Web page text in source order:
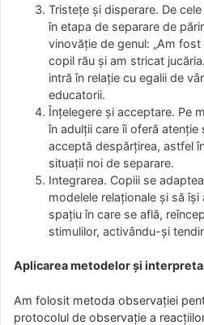
Tristețe și disperare. De
în etapa de separare de
vinovăție de genul: „Am
copil rău și am stricat
intră în relație cu egalii de
educatorii.
Înțelegere și acceptare. Pe
în adulții care îi oferă
acceptă despărțirea, astfel
situații noi de separare.
Integrarea. Copiii se
modelele relaționale și să își
spațiu în care se află,
stimulilor, activându-și
Aplicarea metodelor și
Am folosit metoda observației
protocolul de observație a